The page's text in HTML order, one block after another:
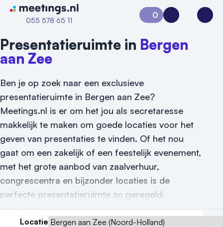
Naar home van Meetings
055 578 65 11
Vraag locatie aan
0
Aanvraag 0Inloggen
Presentatieruimte in Bergen
aan Zee
Ben je op zoek naar een exclusieve
presentatieruimte in Bergen aan Zee?
Meetings.nl is er om het jou als secretaresse
makkelijk te maken om goede locaties voor het
geven van presentaties te vinden. Of het nou
gaat om een zakelijk of een feestelijk evenement,
met het grote aanbod van zaalverhuur,
congrescentra en bijzonder locaties is de
perfecte presentatieruimte zo geregeld.
Locatie